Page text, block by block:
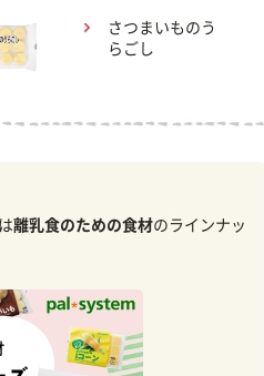
さつまいものう
らごし
離乳食のための食材のラインナッ